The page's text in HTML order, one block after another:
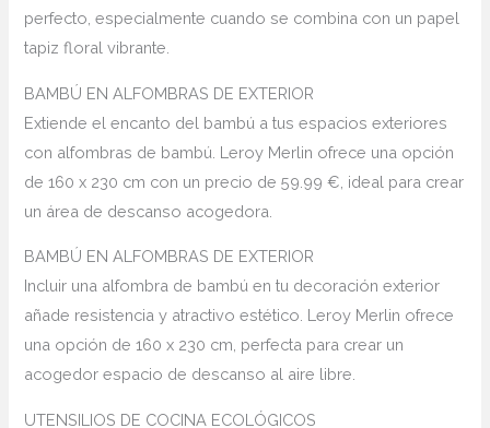
perfecto, especialmente cuando se combina con un papel
tapiz floral vibrante.
BAMBÚ EN ALFOMBRAS DE EXTERIOR
Extiende el encanto del bambú a tus espacios exteriores
con alfombras de bambú. Leroy Merlin ofrece una opción
de 160 x 230 cm con un precio de 59.99 €, ideal para crear
un área de descanso acogedora.
BAMBÚ EN ALFOMBRAS DE EXTERIOR
Incluir una alfombra de bambú en tu decoración exterior
añade resistencia y atractivo estético. Leroy Merlin ofrece
una opción de 160 x 230 cm, perfecta para crear un
acogedor espacio de descanso al aire libre.
UTENSILIOS DE COCINA ECOLÓGICOS